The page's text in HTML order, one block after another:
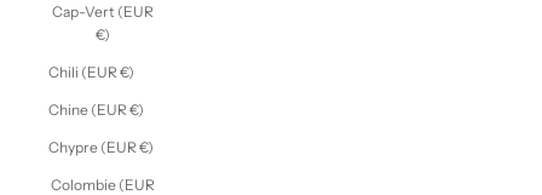
Cap-Vert (EUR
€)
Chili (EUR €)
Chine (EUR €)
Chypre (EUR €)
Colombie (EUR